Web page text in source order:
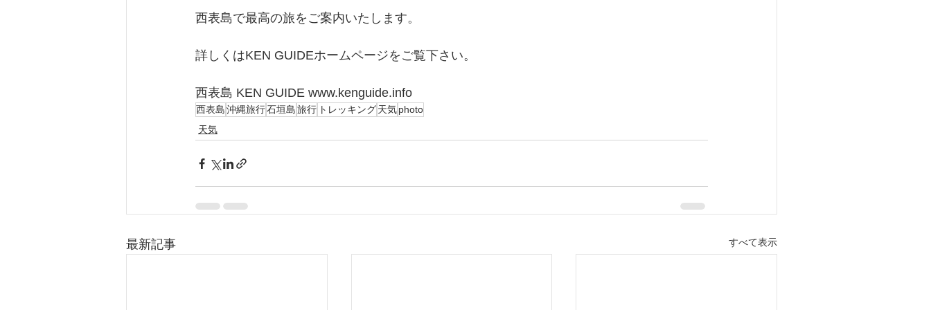
西表島で最高の旅をご案内いたします。
詳しくはKEN GUIDEホームページをご覧下さい。
西表島 KEN GUIDE www.kenguide.info
西表島沖縄旅行石垣島旅行 トレッキング天気photo
天気
最新記事 すべて表示